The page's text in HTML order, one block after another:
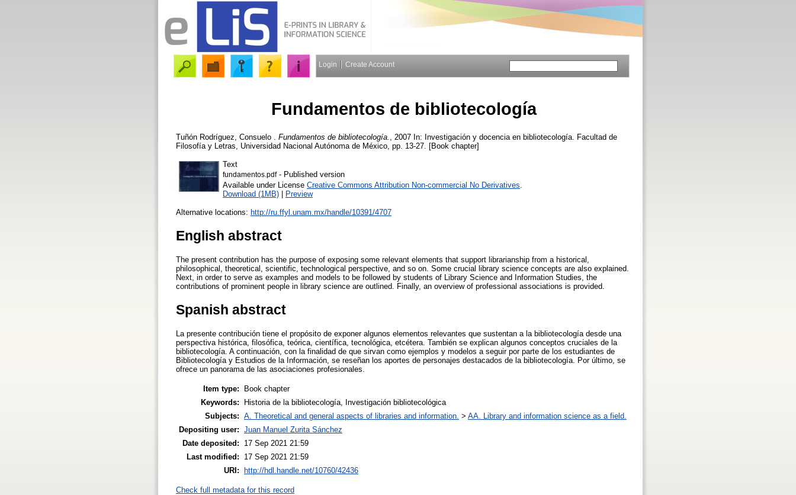
Login Create Account
Fundamentos de bibliotecología
Tuñón Rodríguez, Consuelo Fundamentos de bibliotecología.
, 2007 In: Investigación y docencia en bibliotecología. Facultad de
Filosofía y Letras, Universidad Nacional Autónoma de México, pp. 13-27. [Book chapter]
Text
fundamentos.pdf- Published version
Available under License Creative Commons Attribution Non-commercial No Derivatives
Download (1MB) | Preview
Alternative locations: http://ru.ffyl.unam.mx/handle/10391/4707
English abstract
The present contribution has the purpose of exposing some relevant elements that support librarianship from a historical,
philosophical, theoretical, scientific, technological perspective, and so on. Some crucial library science concepts are also explained.
Next, in order to serve as examples and models to be followed by students of Library Science and Information Studies, the
contributions of prominent people in library science are outlined. Finally, an overview of professional associations is provided.
Spanish abstract
La presente contribución tiene el propósito de exponer algunos elementos relevantes que sustentan a la bibliotecología desde una
perspectiva histórica, filosófica, teórica, científica, tecnológica, etcétera. También se explican algunos conceptos cruciales de la
bibliotecología. A continuación, con la finalidad de que sirvan como ejemplos y modelos a seguir por parte de los estudiantes de
Bibliotecología y Estudios de la Información, se reseñan los aportes de personajes destacados de la bibliotecología. Por último, se
ofrece un panorama de las asociaciones profesionales.
Item type:
Book chapter
Keywords:
Historia de la bibliotecología, Investigación bibliotecológica
Subjects: A. Theoretical and general aspects of libraries and information. > AA. Library and information science as a field.
Depositing user: Juan Manuel Zurita Sánchez
Date deposited:
17 Sep 2021 21:59
Last modified:
17 Sep 2021 21:59
URI:
http://hdl.handle.net/10760/42436
Check full metadata for this record